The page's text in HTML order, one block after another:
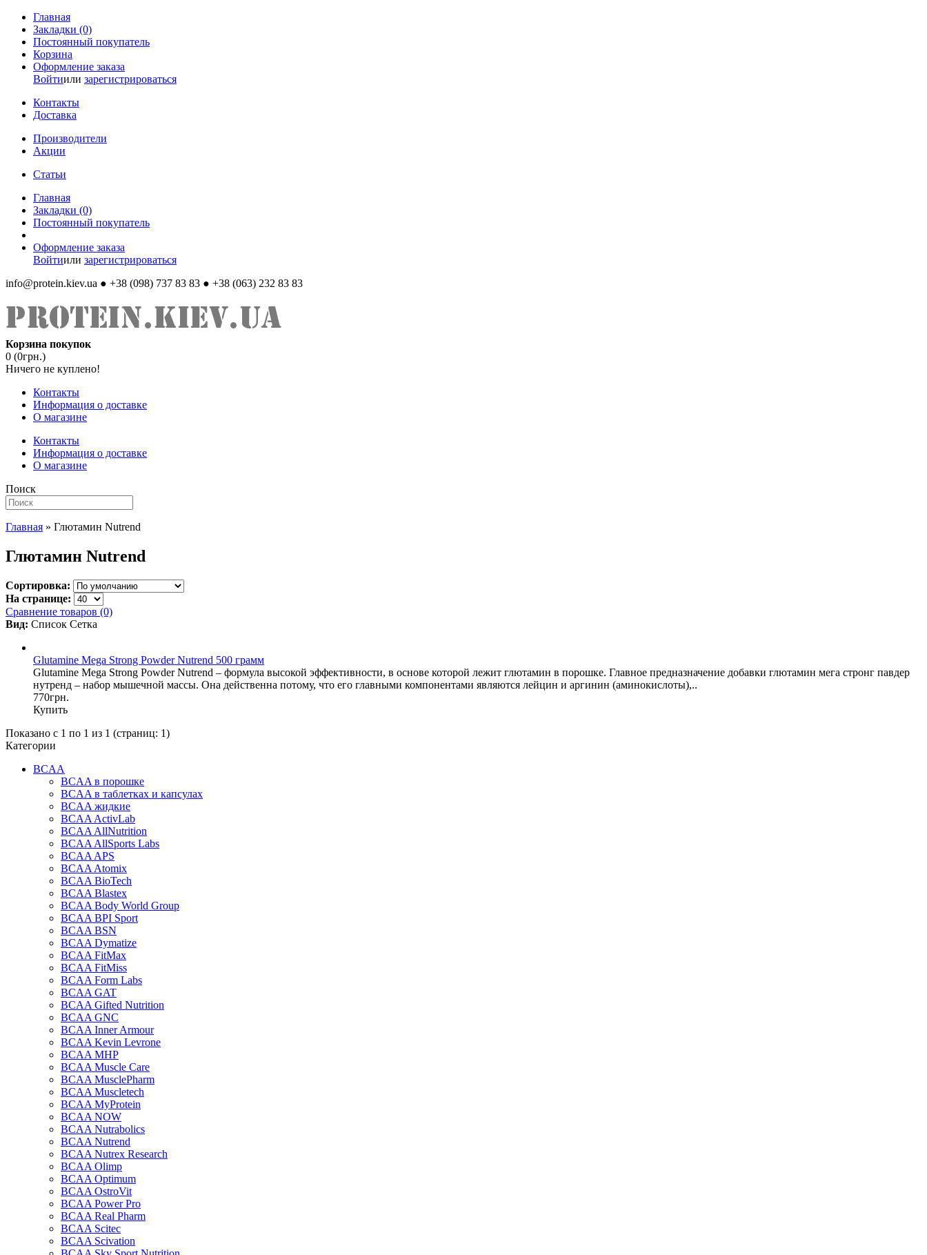
Главная
Закладки (0)
Постоянный покупатель
Корзина
Оформление заказа
Войтиили зарегистрироваться
Контакты
Доставка
Производители
Акции
Статьи
Главная
Закладки (0)
Постоянный покупатель
Оформление заказа
Войтиили зарегистрироваться
info@protein.kiev.ua ● +38 (098) 737 83 83 ● +38 (063) 232 83 83
Корзина покупок
0 (0грн.)
Ничего не куплено!
Контакты
Информация о доставке
О магазине
Контакты
Информация о доставке
О магазине
Поиск
Главная » Глютамин Nutrend
Глютамин Nutrend
Сортировка:
На странице:
Сравнение товаров (0)
Вид: Список Сетка
Glutamine Mega Strong Powder Nutrend 500 грамм
Glutamine Mega Strong Powder Nutrend – формула высокой эффективности, в основе которой лежит глютамин в порошке. Главное предназначение добавки глютамин мега стронг павдер
нутренд – набор мышечной массы. Она действенна потому, что его главными компонентами являются лейцин и аргинин (аминокислоты),..
770грн.
Купить
Показано с 1 по 1 из 1 (страниц: 1)
Категории
BCAA
BCAA в порошке
BCAA в таблетках и капсулах
BCAA жидкие
BCAA ActivLab
BCAA AllNutrition
BCAA AllSports Labs
BCAA APS
BCAA Atomix
BCAA BioTech
BCAA Blastex
BCAA Body World Group
BCAA BPI Sport
BCAA BSN
BCAA Dymatize
BCAA FitMax
BCAA FitMiss
BCAA Form Labs
BCAA GAT
BCAA Gifted Nutrition
BCAA GNC
BCAA Inner Armour
BCAA Kevin Levrone
BCAA MHP
BCAA Muscle Care
BCAA MusclePharm
BCAA Muscletech
BCAA MyProtein
BCAA NOW
BCAA Nutrabolics
BCAA Nutrend
BCAA Nutrex Research
BCAA Olimp
BCAA Optimum
BCAA OstroVit
BCAA Power Pro
BCAA Real Pharm
BCAA Scitec
BCAA Scivation